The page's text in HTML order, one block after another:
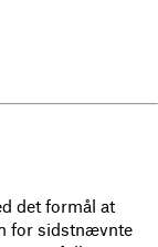
det formål at
for sidstnævnte